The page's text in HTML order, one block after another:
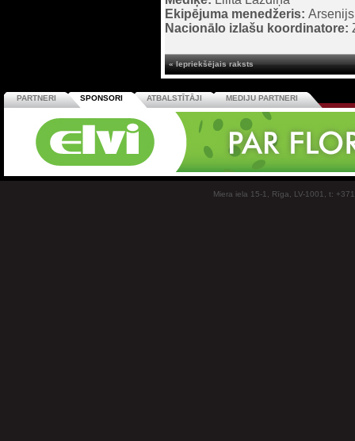
Ekipējuma menedžeris:
Nacionālo izlašu koordinatore:
« Iepriekšējais raksts
PARTNERI SPONSORI ATBALSTĪTĀJI MEDIJU PARTNERI
Miera iela 15-1, Rīga, LV-1001, t: